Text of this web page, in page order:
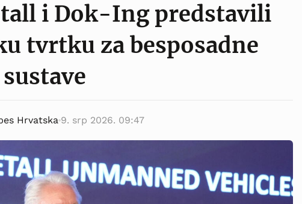
i Dok-Ing predstavili
tvrtku za besposadne
Hrvatska 9. srp 2026. 09:47